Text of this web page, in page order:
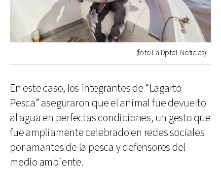
(foto La Dptal. Noticias)
En este caso, los integrantes de “Lagarto
Pesca” aseguraron que el animal fue devuelto
al agua en perfectas condiciones, un gesto que
fue ampliamente celebrado en redes sociales
por amantes de la pesca y defensores del
medio ambiente.